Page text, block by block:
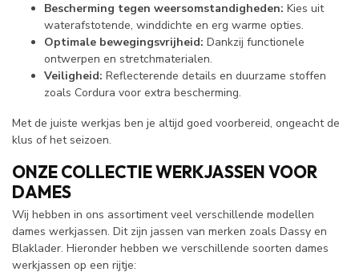
Bescherming tegen weersomstandigheden: Kies uit
waterafstotende, winddichte en erg warme opties.
Optimale bewegingsvrijheid: Dankzij functionele
ontwerpen en stretchmaterialen.
Veiligheid: Reflecterende details en duurzame stoffen
zoals Cordura voor extra bescherming.
Met de juiste werkjas ben je altijd goed voorbereid, ongeacht de
klus of het seizoen.
ONZE COLLECTIE WERKJASSEN VOOR
DAMES
Wij hebben in ons assortiment veel verschillende modellen
dames werkjassen. Dit zijn jassen van merken zoals Dassy en
Blaklader. Hieronder hebben we verschillende soorten dames
werkjassen op een rijtje: